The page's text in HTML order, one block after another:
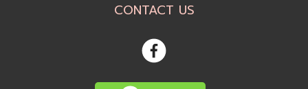
CONTACT US